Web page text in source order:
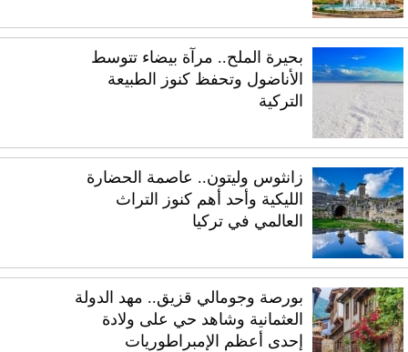
بحيرة الملح.. مرآة بيضاء تتوسط
الأناضول وتحفظ كنوز الطبيعة
التركية
زانثوس وليتون.. عاصمة الحضارة
الليكية وأحد أهم كنوز التراث
العالمي في تركيا
بورصة وجومالي قزيق.. مهد الدولة
العثمانية وشاهد حي على ولادة
إحدى أعظم الإمبراطوريات